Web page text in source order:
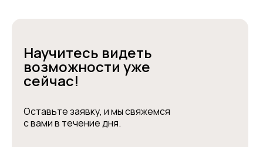
Научитесь видеть
возможности уже
сейчас!
Оставьте заявку, и мы свяжемся
с вами в течение дня.